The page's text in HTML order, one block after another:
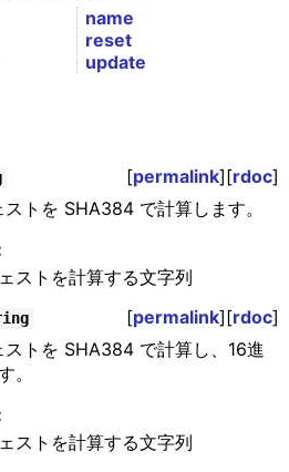
name
reset
update
[permalink][rdoc]
トを SHA384 で計算します。
ストを計算する文字列
[permalink][rdoc]
トを SHA384 で計算し、16進
。
ストを計算する文字列